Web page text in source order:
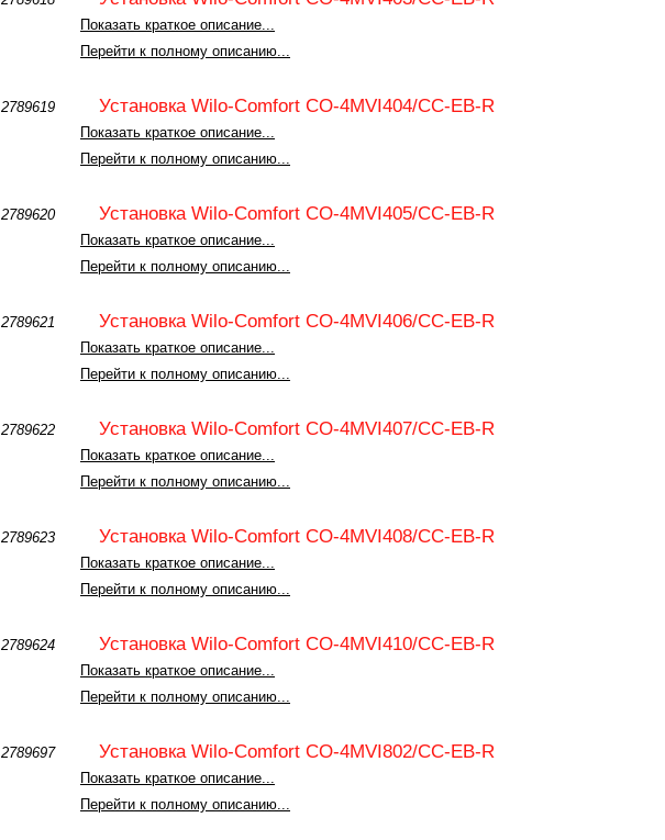
Показать краткое описание...
Перейти к полному описанию...
2789619 Установка Wilo-Comfort CO-4MVI404/CC-EB-R
Показать краткое описание...
Перейти к полному описанию...
2789620 Установка Wilo-Comfort CO-4MVI405/CC-EB-R
Показать краткое описание...
Перейти к полному описанию...
2789621 Установка Wilo-Comfort CO-4MVI406/CC-EB-R
Показать краткое описание...
Перейти к полному описанию...
2789622 Установка Wilo-Comfort CO-4MVI407/CC-EB-R
Показать краткое описание...
Перейти к полному описанию...
2789623 Установка Wilo-Comfort CO-4MVI408/CC-EB-R
Показать краткое описание...
Перейти к полному описанию...
2789624 Установка Wilo-Comfort CO-4MVI410/CC-EB-R
Показать краткое описание...
Перейти к полному описанию...
2789697 Установка Wilo-Comfort CO-4MVI802/CC-EB-R
Показать краткое описание...
Перейти к полному описанию...